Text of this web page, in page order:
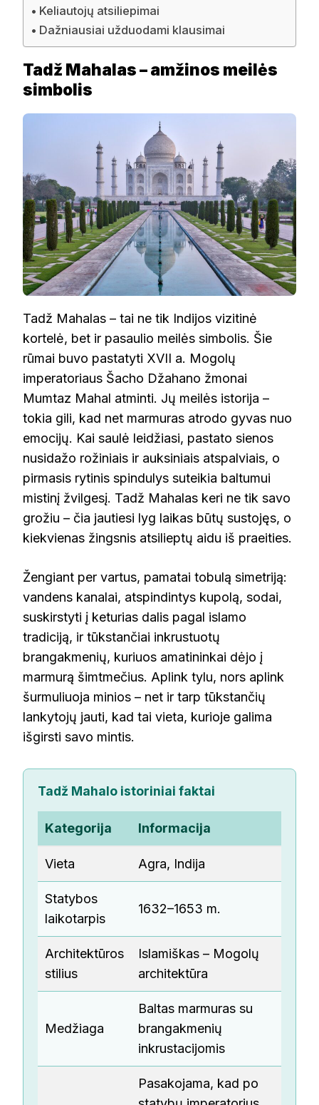
Keliautojų atsiliepimai
Dažniausiai užduodami klausimai
Tadž Mahalas – amžinos meilės
simbolis
Tadž Mahalas – tai ne tik Indijos vizitinė
kortelė, bet ir pasaulio meilės simbolis. Šie
rūmai buvo pastatyti XVII a. Mogolų
imperatoriaus Šacho Džahano žmonai
Mumtaz Mahal atminti. Jų meilės istorija –
tokia gili, kad net marmuras atrodo gyvas nuo
emocijų. Kai saulė leidžiasi, pastato sienos
nusidažo rožiniais ir auksiniais atspalviais, o
pirmasis rytinis spindulys suteikia baltumui
mistinį žvilgesį. Tadž Mahalas keri ne tik savo
grožiu – čia jautiesi lyg laikas būtų sustojęs, o
kiekvienas žingsnis atsilieptų aidu iš praeities.
Žengiant per vartus, pamatai tobulą simetriją:
vandens kanalai, atspindintys kupolą, sodai,
suskirstyti į keturias dalis pagal islamo
tradiciją, ir tūkstančiai inkrustuotų
brangakmenių, kuriuos amatininkai dėjo į
marmurą šimtmečius. Aplink tylu, nors aplink
šurmuliuoja minios – net ir tarp tūkstančių
lankytojų jauti, kad tai vieta, kurioje galima
išgirsti savo mintis.
Tadž Mahalo istoriniai faktai
Kategorija Informacija
Vieta Agra, Indija
Statybos
laikotarpis
1632–1653 m.
Architektūros
stilius
Islamiškas – Mogolų
architektūra
Medžiaga
Baltas marmuras su
brangakmenių
inkrustacijomis
Pasakojama, kad po